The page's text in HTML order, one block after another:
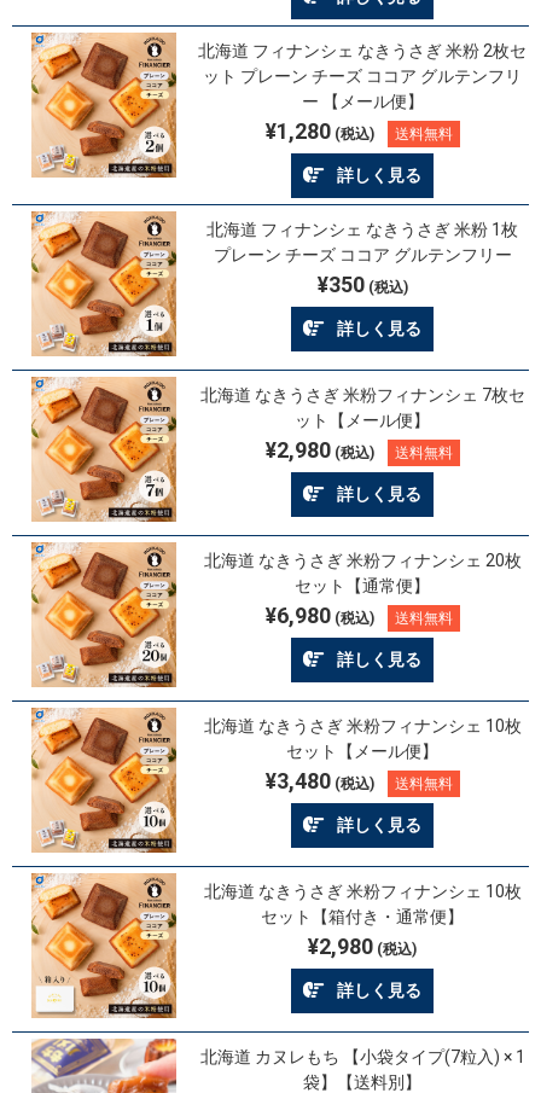
北海道 フィナンシェ なきうさぎ 米粉 2枚セ
ット プレーン チーズ ココア グルテンフリ
ー 【メール便】
¥1,280(税込) 送料無料
詳しく見る
北海道 フィナンシェ なきうさぎ 米粉 1枚
プレーン チーズ ココア グルテンフリー
¥350(税込)
詳しく見る
北海道 なきうさぎ 米粉フィナンシェ 7枚セ
ット【メール便】
¥2,980(税込) 送料無料
詳しく見る
北海道 なきうさぎ 米粉フィナンシェ 20枚
セット【通常便】
¥6,980(税込) 送料無料
詳しく見る
北海道 なきうさぎ 米粉フィナンシェ 10枚
セット【メール便】
¥3,480(税込) 送料無料
詳しく見る
北海道 なきうさぎ 米粉フィナンシェ 10枚
セット【箱付き・通常便】
¥2,980 (税込)
詳しく見る
北海道 カヌレもち 【小袋タイプ(7粒入) × 1
袋】【送料別】